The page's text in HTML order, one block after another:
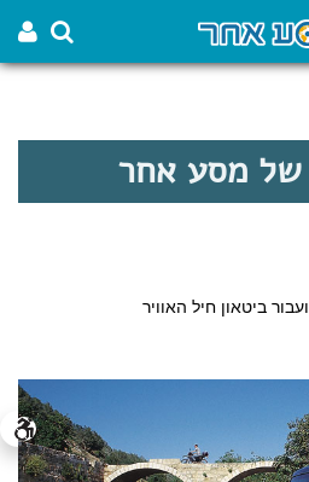
של מסע אחר
ביטאון חיל האוויר